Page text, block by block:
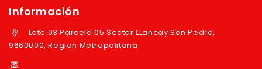
Información
Lote 03 Parcela 05 Sector LLancay San Pedro,
9660000, Region Metropolitana